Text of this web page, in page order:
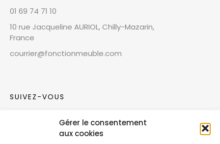
Gérer le consentement
aux cookies
01 69 74 71 10
10 rue Jacqueline AURIOL, Chilly-Mazarin,
France
courrier@fonctionmeuble.com
SUIVEZ-VOUS
Rejoignez notre communauté sur les réseaux